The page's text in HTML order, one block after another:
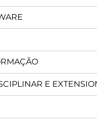
E